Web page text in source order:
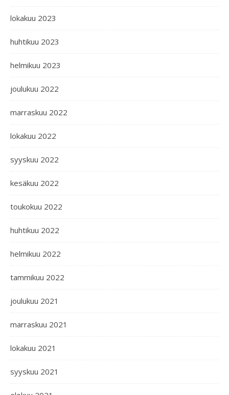
lokakuu 2023
huhtikuu 2023
helmikuu 2023
joulukuu 2022
marraskuu 2022
lokakuu 2022
syyskuu 2022
kesäkuu 2022
toukokuu 2022
huhtikuu 2022
helmikuu 2022
tammikuu 2022
joulukuu 2021
marraskuu 2021
lokakuu 2021
syyskuu 2021